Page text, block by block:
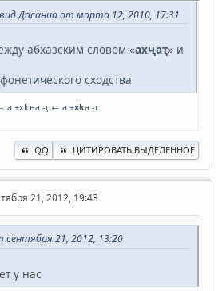
Дасаниа от марта 12, 2010, 17:31
абхазским словом «ахҷаҭ» и
сходства
а +хkъа -ҭ ← а +хkа -ҭ
QQ ЦИТИРОВАТЬ ВЫДЕЛЕННОЕ
21, 2012, 19:43
21, 2012, 13:20
у нас